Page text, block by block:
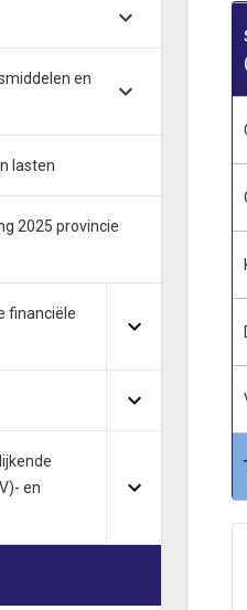
en
lasten
2025 provincie
financiële
en